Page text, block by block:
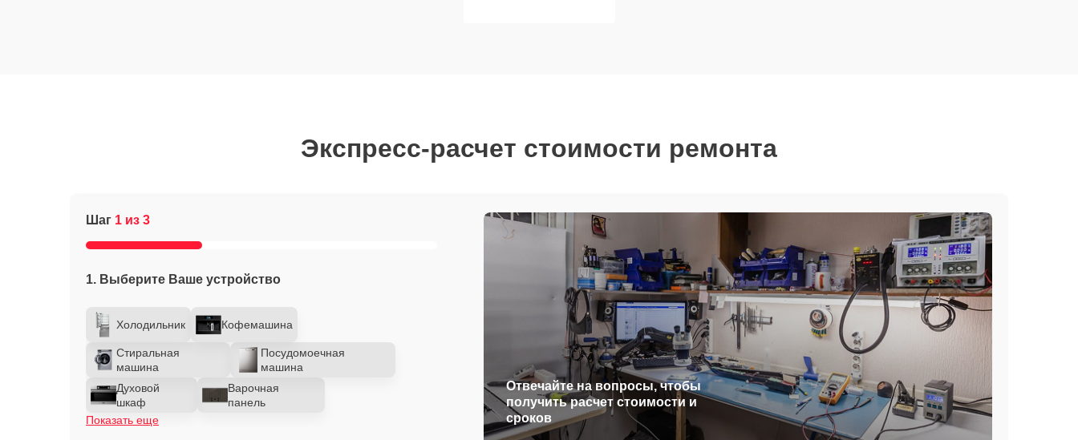
Экспресс-расчет стоимости ремонта
Шаг 1 из 3
1. Выберите Ваше устройство
Холодильник Кофемашина
Стиральная
машина
Посудомоечная
машина
Духовой
шкаф
Варочная
панель
Показать еще
Отвечайте на вопросы, чтобы
получить расчет стоимости и
сроков